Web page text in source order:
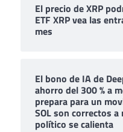
El precio de XRP
ETF XRP vea las
mes
El bono de IA de
ahorro del 300 % a
prepara para un
SOL son correctos
político se calienta